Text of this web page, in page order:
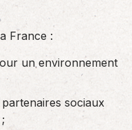
France :
un environnement
sociaux